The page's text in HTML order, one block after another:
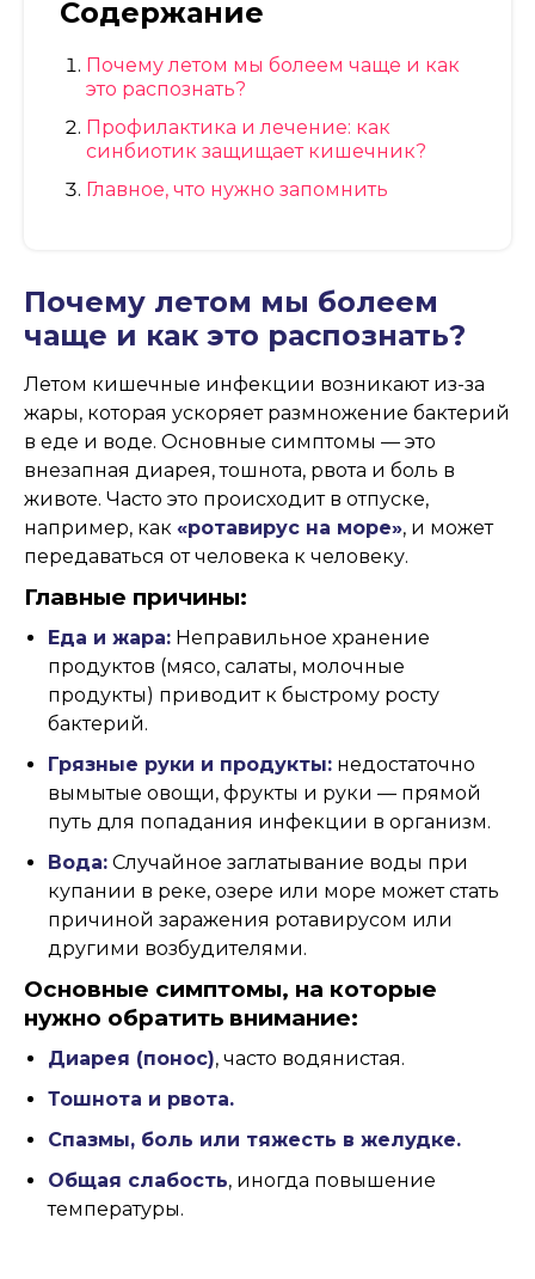
Содержание
Почему летом мы болеем чаще и как
это распознать?
Профилактика и лечение: как
синбиотик защищает кишечник?
Главное, что нужно запомнить
Почему летом мы болеем
чаще и как это распознать?
Летом кишечные инфекции возникают из-за
жары, которая ускоряет размножение бактерий
в еде и воде. Основные симптомы — это
внезапная диарея, тошнота, рвота и боль в
животе. Часто это происходит в отпуске,
например, как «ротавирус на море», и может
передаваться от человека к человеку.
Главные причины:
Еда и жара: Неправильное хранение
продуктов (мясо, салаты, молочные
продукты) приводит к быстрому росту
бактерий.
Грязные руки и продукты: недостаточно
вымытые овощи, фрукты и руки — прямой
путь для попадания инфекции в организм.
Вода: Случайное заглатывание воды при
купании в реке, озере или море может стать
причиной заражения ротавирусом или
другими возбудителями.
Основные симптомы, на которые
нужно обратить внимание:
Диарея (понос), часто водянистая.
Тошнота и рвота.
Спазмы, боль или тяжесть в желудке.
Общая слабость, иногда повышение
температуры.